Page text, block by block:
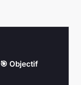
🎯 Objectif